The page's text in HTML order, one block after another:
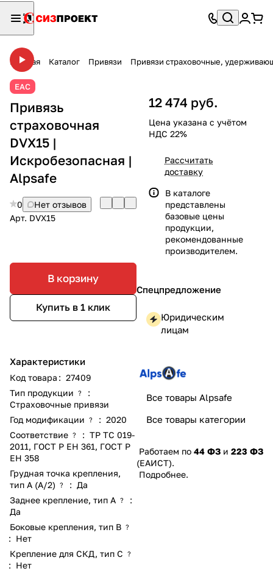
Главная Каталог Привязи Привязи страховочные,
ЕАС
Привязь
страховочная
DVX15 |
Искробезопасная |
Alpsafe
0
Нет отзывов
Арт. DVX15
В корзину
Купить в 1 клик
Характеристики
Код товара : 27409
Тип продукции
?
:
Страховочные привязи
Год модификации
? : 2020
Соответствие ? : ТР ТС 019-
2011, ГОСТ Р ЕН 361, ГОСТ Р
ЕН 358
Грудная точка крепления,
тип А (А/2)
? : Да
Заднее крепление, тип А ?
:
Да
Боковые крепления, тип В ?
: Нет
Крепление для СКД, тип C
?
: Нет
12 474 руб.
Цена указана с учётом
НДС 22%
Рассчитать
доставку
В каталоге
представлены
базовые цены
продукции,
рекомендованные
производителем.
Спецпредложение
Юридическим
лицам
Все товары Alpsafe
Все товары категории
Работаем по 44 ФЗ и 223 ФЗ
(ЕАИСТ).
Подробнее.